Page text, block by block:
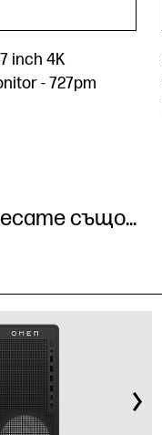
inch 4K
- 727pm
също...